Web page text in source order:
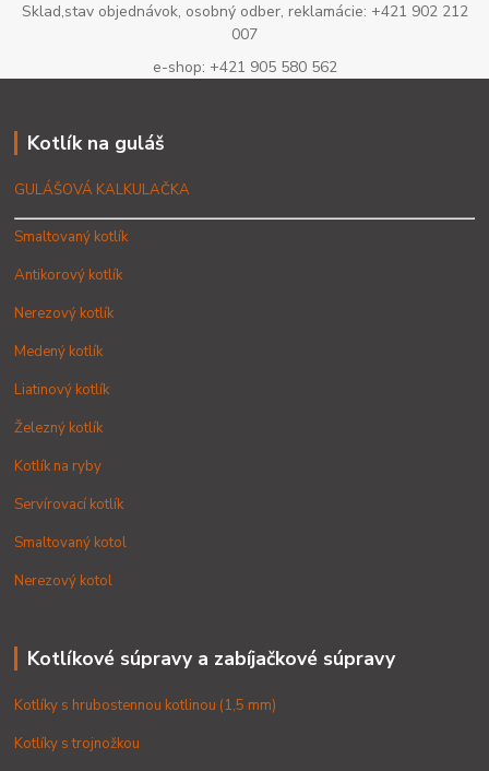
Sklad,stav objednávok, osobný odber, reklamácie: +421 902 212
007
e-shop: +421 905 580 562
Kotlík na guláš
GULÁŠOVÁ KALKULAČKA
Smaltovaný kotlík
Antikorový kotlík
Nerezový kotlík
Medený kotlík
Liatinový kotlík
Železný kotlík
Kotlík na ryby
Servírovací kotlík
Smaltovaný kotol
Nerezový kotol
Kotlíkové súpravy a zabíjačkové súpravy
Kotlíky s hrubostennou kotlinou (1,5 mm)
Kotlíky s trojnožkou